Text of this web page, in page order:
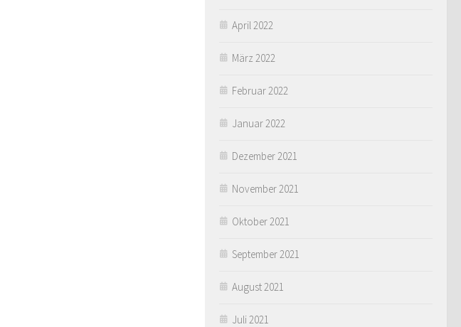
April 2022
März 2022
Februar 2022
Januar 2022
Dezember 2021
November 2021
Oktober 2021
September 2021
August 2021
Juli 2021